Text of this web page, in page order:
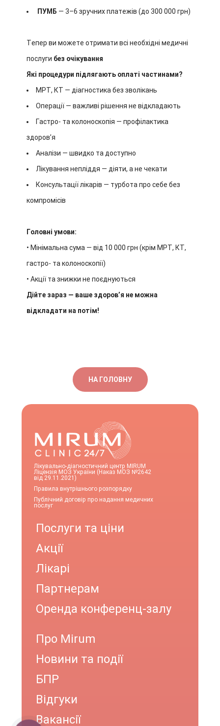
ПУМБ — 3–6 зручних платежів (до 300 000 грн)
Тепер ви можете отримати всі необхідні медичні
послуги без очікування
Які процедури підлягають оплаті частинами?
МРТ, КТ — діагностика без зволікань
Операції — важливі рішення не відкладають
Гастро- та колоноскопія — профілактика
здоров’я
Аналізи — швидко та доступно
Лікування непліддя — діяти, а не чекати
Консультації лікарів — турбота про себе без
компромісів
Головні умови:
• Мінімальна сума — від 10 000 грн (крім МРТ, КТ,
гастро- та колоноскопії)
• Акції та знижки не поєднуються
Дійте зараз — ваше здоров’я не можна
відкладати на потім!
НА ГОЛОВНУ
Лікувально-діагностичний центр MIRUM
Ліцензія МОЗ України (Наказ МОЗ №2642
від 29.11.2021)
Правила внутрішнього розпорядку
Публічний договір про надання медичних
послуг
Послуги та ціни
Акції
Лікарі
Партнерам
Оренда конференц-залу
Про Mirum
Новини та події
БПР
Відгуки
Вакансії